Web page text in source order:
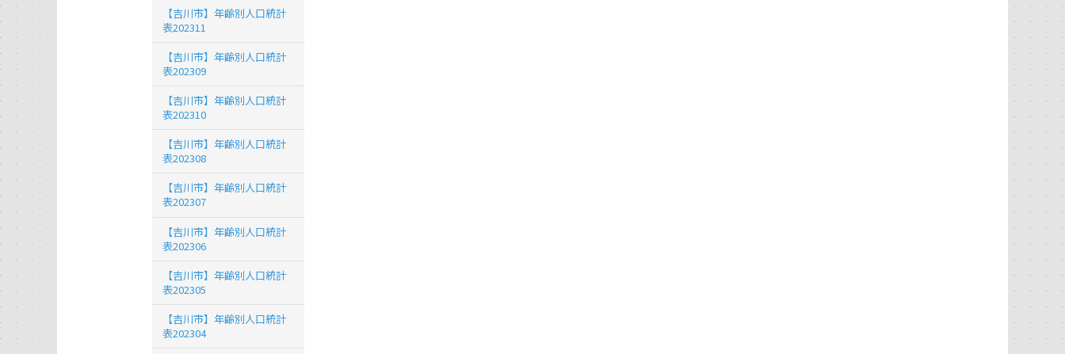
【吉川市】年齢別人口統計
表202311
【吉川市】年齢別人口統計
表202309
【吉川市】年齢別人口統計
表202310
【吉川市】年齢別人口統計
表202308
【吉川市】年齢別人口統計
表202307
【吉川市】年齢別人口統計
表202306
【吉川市】年齢別人口統計
表202305
【吉川市】年齢別人口統計
表202304